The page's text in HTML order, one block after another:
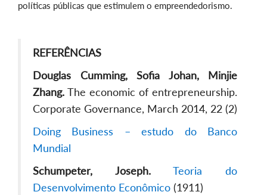
políticas públicas que estimulem o empreendedorismo.
REFERÊNCIAS
Douglas Cumming, Sofia Johan, Minjie
Zhang. The economic of entrepreneurship.
Corporate Governance, March 2014, 22 (2)
Doing Business – estudo do Banco
Mundial
Schumpeter, Joseph.
Teoria do
Desenvolvimento Econômico (1911)